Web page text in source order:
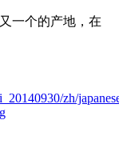
一个的产地，在
zh/